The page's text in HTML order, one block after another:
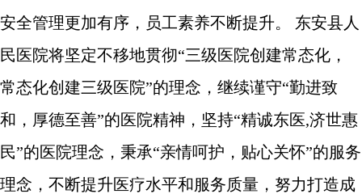
安全管理更加有序，员工素养不断提升。 东安县人
民医院将坚定不移地贯彻“三级医院创建常态化，
常态化创建三级医院”的理念，继续谨守“勤进致
和，厚德至善”的医院精神，坚持“精诚东医,济世惠
民”的医院理念，秉承“亲情呵护，贴心关怀”的服务
理念，不断提升医疗水平和服务质量，努力打造成